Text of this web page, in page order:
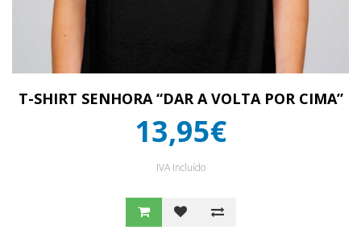
T-SHIRT SENHORA “DAR A VOLTA POR CIMA”
13,95€
IVA Incluído